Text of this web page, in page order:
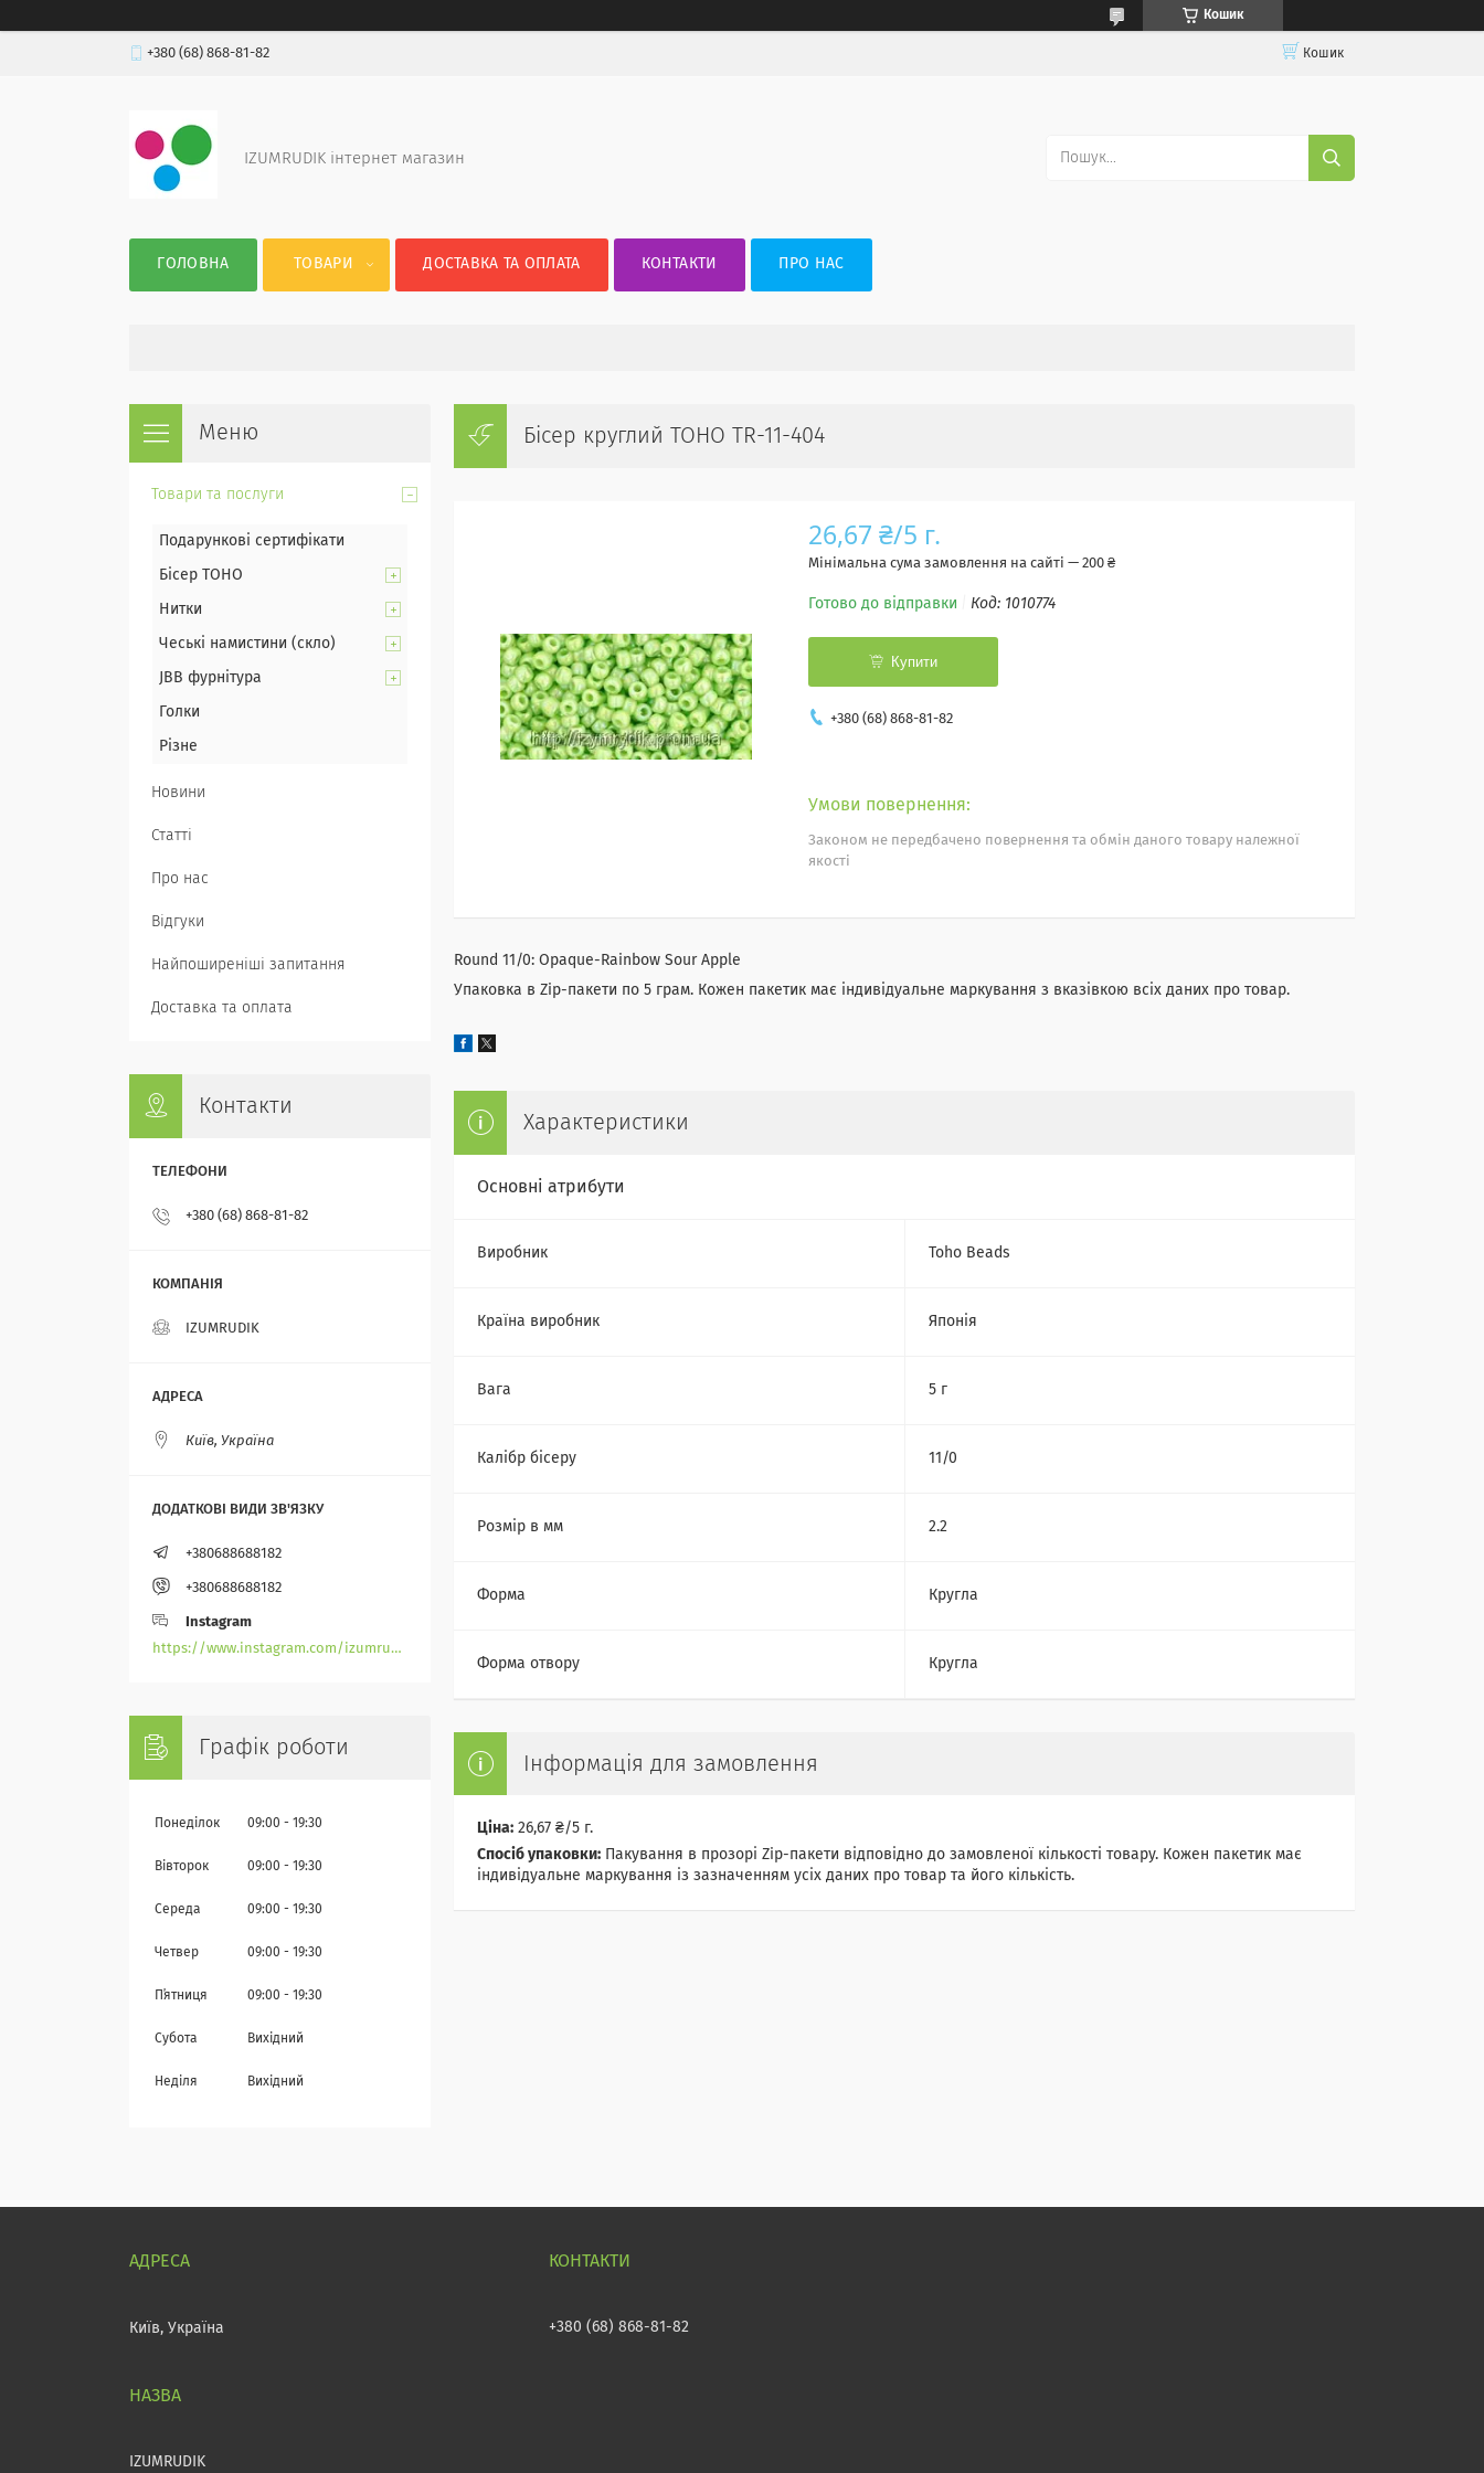
Кошик
+380 (68) 868-81-82 Кошик
IZUMRUDIK інтернет магазин
ГОЛОВНА ТОВАРИ ДОСТАВКА ТА ОПЛАТА КОНТАКТИ ПРО НАС
Бісер круглий TOHO TR-11-404
26,67 ₴/5 г.
Мінімальна сума замовлення на сайті — 200 ₴
Готово до відправки Код: 1010774
Купити
+380 (68) 868-81-82
Законом не передбачено повернення та обмін даного товару належної
якості
Round 11/0: Opaque-Rainbow Sour Apple
Упаковка в Zip-пакети по 5 грам. Кожен пакетик має індивідуальне маркування з вказівкою всіх даних про товар.
Характеристики
Основні атрибути
Виробник Toho Beads
Країна виробник Японія
Вага 5 г
Калібр бісеру 11/0
Розмір в мм 2.2
Форма Кругла
Форма отвору Кругла
Інформація для замовлення
Ціна: 26,67 ₴/5 г.
Спосіб упаковки: Пакування в прозорі Zip-пакети відповідно до замовленої кількості товару. Кожен пакетик має
індивідуальне маркування із зазначенням усіх даних про товар та його кількість.
Товари та послуги
Подарункові сертифікати
Бісер TOHO
Нитки
Чеські намистини (скло)
JBB фурнітура
Голки
Різне
Новини
Статті
Про нас
Відгуки
Найпоширеніші запитання
Доставка та оплата
Контакти
+380 (68) 868-81-82
IZUMRUDIK
Київ, Україна
+380688688182
+380688688182
Instagram
https://www.instagram.com/izumrudik_toho_store/
Графік роботи
Понеділок 09:00 19:30
Вівторок 09:00 19:30
Середа 09:00 19:30
Четвер 09:00 19:30
Пʼятниця 09:00 19:30
Субота Вихідний
Неділя Вихідний
Київ, Україна
IZUMRUDIK
+380 (68) 868-81-82